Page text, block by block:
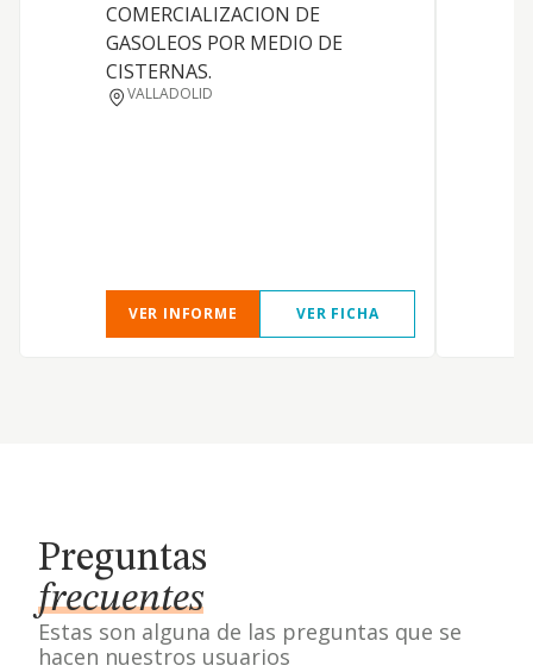
COMERCIALIZACION DE
GASOLEOS POR MEDIO DE
CISTERNAS.
VALLADOLID
VER INFORME VER FICHA
Preguntas
frecuentes
Estas son alguna de las preguntas que se
hacen nuestros usuarios